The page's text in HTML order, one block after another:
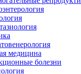
медицина
болезни